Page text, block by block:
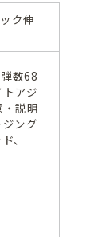
ク伸
数68
アジ
説明
ング
、